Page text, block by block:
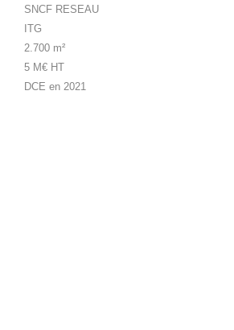
SNCF RESEAU
ITG
2.700 m²
5 M€ HT
DCE en 2021